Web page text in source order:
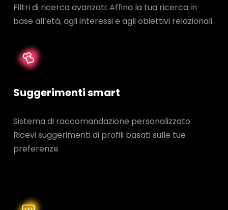
Filtri di ricerca avanzati: Affina la tua ricerca in
base all’età, agli interessi e agli obiettivi relazionali
Suggerimenti smart
Sistema di raccomandazione personalizzato:
Ricevi suggerimenti di profili basati sulle tue
preferenze